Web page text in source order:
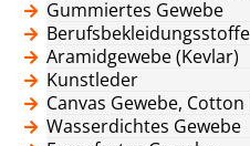
Gummiertes Gewebe
Berufsbekleidungsstoffe
Aramidgewebe (Kevlar)
Kunstleder
Canvas Gewebe, Cotton
Wasserdichtes Gewebe